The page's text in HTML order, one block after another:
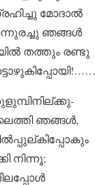
മോദാൽ
ഞങ്ങൾ
തത്തും രണ്ടു
ഞങ്ങൾ,
നിന്നൂ;